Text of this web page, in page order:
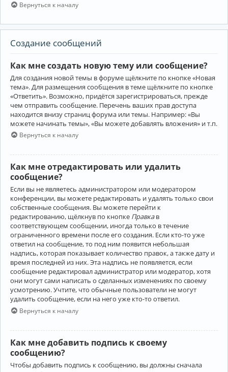
Вернуться к началу
Создание сообщений
Как мне создать новую тему или сообщение?
Для создания новой темы в форуме щёлкните по кнопке «Новая
тема». Для размещения сообщения в теме щёлкните по кнопке
«Ответить». Возможно, придётся зарегистрироваться, прежде
чем отправить сообщение. Перечень ваших прав доступа
находится внизу страниц форума или темы. Например: «Вы
можете начинать темы», «Вы можете добавлять вложения» и т.п.
Вернуться к началу
Как мне отредактировать или удалить
сообщение?
Если вы не являетесь администратором или модератором
конференции, вы можете редактировать и удалять только свои
собственные сообщения. Вы можете перейти к
редактированию, щёлкнув по кнопке Правкав
соответствующем сообщении, иногда только в течение
ограниченного времени после его создания. Если кто-то уже
ответил на сообщение, то под ним появится небольшая
надпись, которая показывает количество правок, а также дату и
время последней из них. Эта надпись не появляется, если
сообщение редактировал администратор или модератор, хотя
они могут сами написать о сделанных изменениях по своему
усмотрению. Учтите, что обычные пользователи не могут
удалить сообщение, если на него уже кто-то ответил.
Вернуться к началу
Как мне добавить подпись к своему
сообщению?
Чтобы добавить подпись к сообщению, вы должны сначала